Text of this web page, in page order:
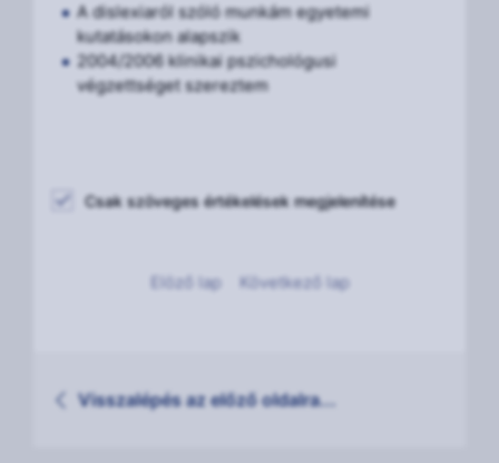
A dislexiaról szóló munkám egyetemi
kutatásokon alapszik
2004/2006 klinikai pszichológusi
végzettséget szereztem
Csak szöveges értékelések megjelenítése
Elöző lap Következő lap
Visszalépés az előző oldalra...